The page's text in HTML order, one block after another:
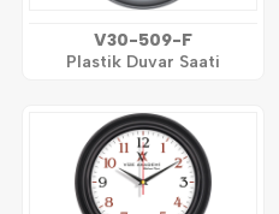
V30-509-F
Plastik Duvar Saati